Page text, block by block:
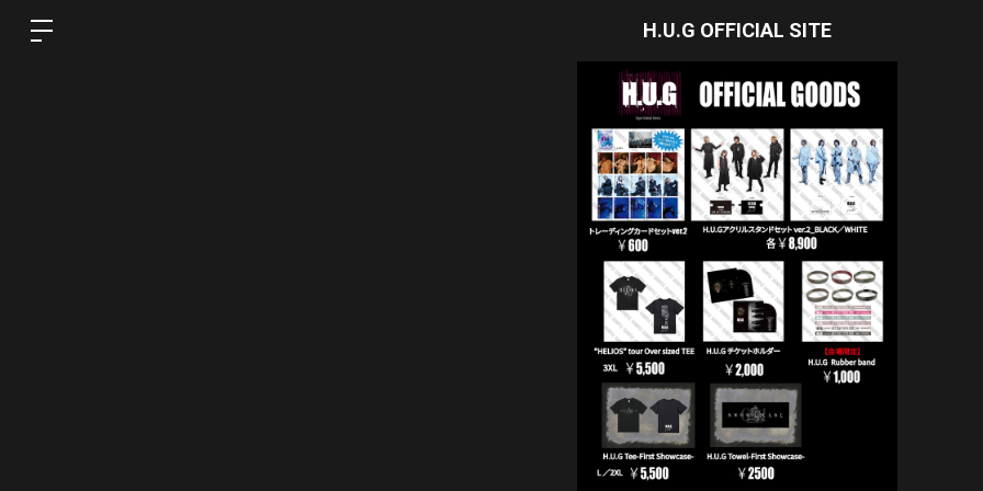
H.U.G OFFICIAL SITE